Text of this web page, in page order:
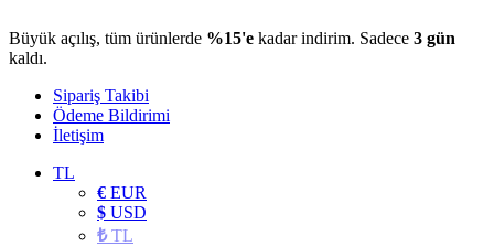
Büyük açılış, tüm ürünlerde %15'e kadar indirim. Sadece 3 gün
kaldı.
Sipariş Takibi
Ödeme Bildirimi
İletişim
TL
€ EUR
$ USD
₺TL